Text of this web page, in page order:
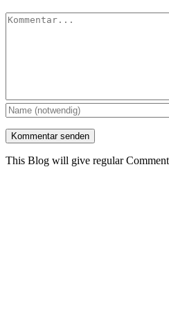
Kommentar
This Blog will give regular